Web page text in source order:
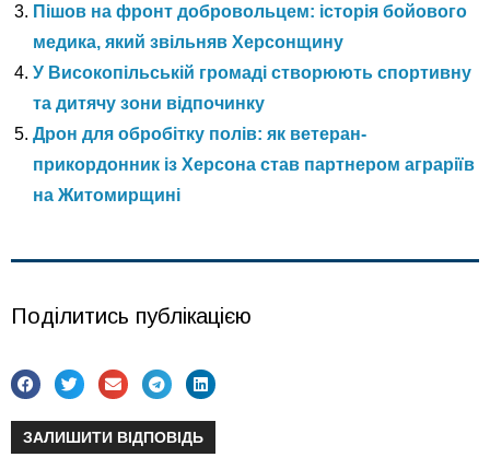
Пішов на фронт добровольцем: історія бойового
медика, який звільняв Херсонщину
У Високопільській громаді створюють спортивну
та дитячу зони відпочинку
Дрон для обробітку полів: як ветеран-
прикордонник із Херсона став партнером аграріїв
на Житомирщині
Поділитись публікацією
ЗАЛИШИТИ ВІДПОВІДЬ